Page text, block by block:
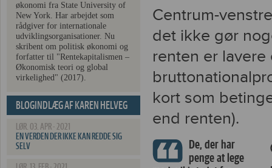
økonomi fra State University of
New York. Har arbejdet som
rådgiver for internationale
udviklingsorganisationer. Nu
skribent om politisk økonomi og
forfatter til "Rentekapitalismen –
Økonomisk teori og global
virkelighed" (2017).
BLOGINDLÆG AF KAREN HELVEG
PETERSEN
LØR. 03. APR - 2021
EN VERDEN DER IKKE KAN REDDE SIG
SELV
Centrum-
det ikke gør
renten er
kort som
end renten).
De, der har
penge at lege